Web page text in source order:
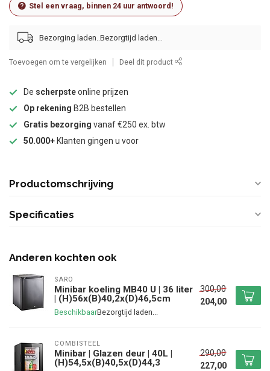
Stel een vraag, binnen 24 uur antwoord!
Bezorging laden..
Toevoegen om te vergelijken Deel dit product
De scherpsteonline prijzen
Op rekening B2B bestellen
Gratis bezorging vanaf €250 ex. btw
50.000+ Klanten gingen u voor
Productomschrijving
Specificaties
Anderen kochten ook
SARO
Minibar koeling MB40 U | 36 liter
| (H)56x(B)40,2x(D)46,5cm
Beschikbaar
300,00
204,00
COMBISTEEL
Minibar | Glazen deur | 40L |
(H)54,5x(B)40,5x(D)44,3
290,00
227,00